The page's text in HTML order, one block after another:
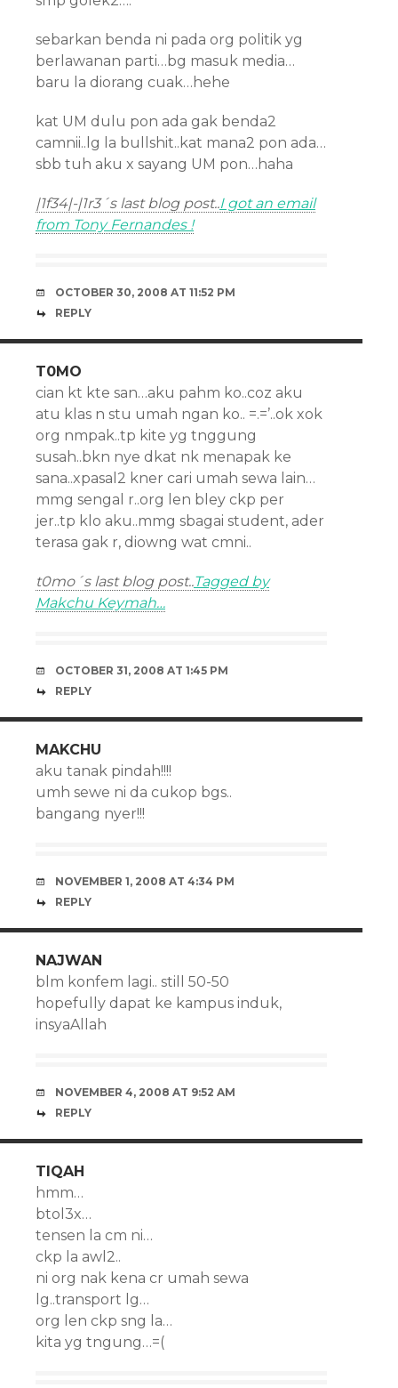
sebarkan benda ni pada org politik yg
berlawanan parti…bg masuk media…
baru la diorang cuak…hehe
kat UM dulu pon ada gak benda2
camnii..lg la bullshit..kat mana2 pon ada…
sbb tuh aku x sayang UM pon…haha
|1f34|-|1r3´s last blog post..I got an email
from Tony Fernandes !
OCTOBER 30, 2008 AT 11:52 PM
REPLY
T0MO
cian kt kte san…aku pahm ko..coz aku
atu klas n stu umah ngan ko.. =.=’..ok xok
org nmpak..tp kite yg tnggung
susah..bkn nye dkat nk menapak ke
sana..xpasal2 kner cari umah sewa lain…
mmg sengal r..org len bley ckp per
jer..tp klo aku..mmg sbagai student, ader
terasa gak r, diowng wat cmni..
t0mo´s last blog post..Tagged by
Makchu Keymah…
OCTOBER 31, 2008 AT 1:45 PM
REPLY
MAKCHU
aku tanak pindah!!!!
umh sewe ni da cukop bgs..
bangang nyer!!!
NOVEMBER 1, 2008 AT 4:34 PM
REPLY
NAJWAN
blm konfem lagi.. still 50-50
hopefully dapat ke kampus induk,
insyaAllah
NOVEMBER 4, 2008 AT 9:52 AM
REPLY
TIQAH
hmm…
btol3x…
tensen la cm ni…
ckp la awl2..
ni org nak kena cr umah sewa
lg..transport lg…
org len ckp sng la…
kita yg tngung…=(